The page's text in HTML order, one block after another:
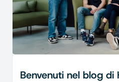
Benvenuti nel blog di